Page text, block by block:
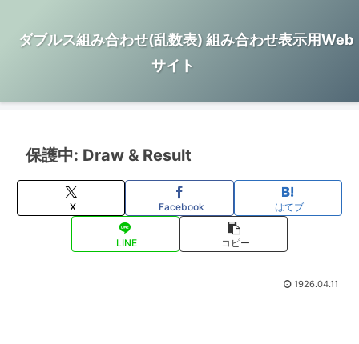
ダブルス組み合わせ(乱数表) 組み合わせ表示用Web
サイト
保護中: Draw & Result
X Facebook はてブ
LINE コピー
1926.04.11